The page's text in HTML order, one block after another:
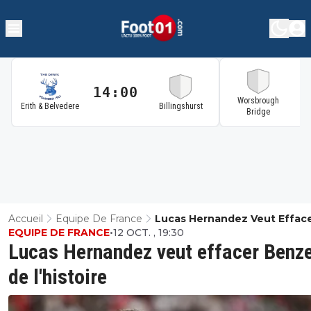
Erith & Belvedere
14:00
Billingshurst
Worsbrough
Bridge
Accueil Equipe De France
Lucas Hernandez Veut
Benzema De L'histoire
Lucas Hernandez veut effacer
de l'histoire
EQUIPE DE FRANCE•12 OCT. , 19:30